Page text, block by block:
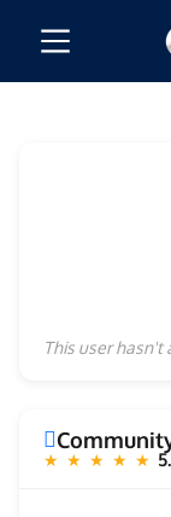
This user hasn't
★ ★ ★ ★ ★